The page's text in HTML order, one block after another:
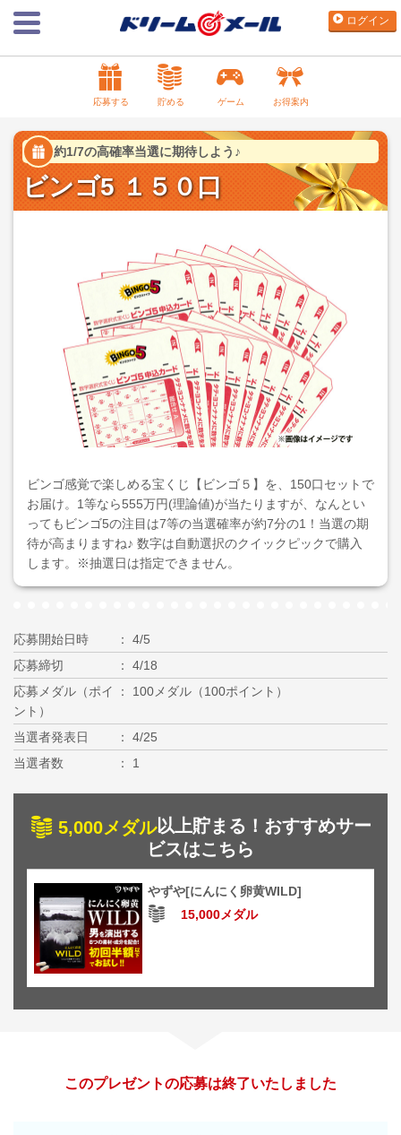
ログイン
応募する 貯める ゲーム お得案内
約1/7の高確率当選に期待しよう♪
ビンゴ5 １５０口
ビンゴ感覚で楽しめる宝くじ【ビンゴ５】を、150口セットで
お届け。1等なら555万円(理論値)が当たりますが、なんとい
ってもビンゴ5の注目は7等の当選確率が約7分の1！当選の期
待が高まりますね♪ 数字は自動選択のクイックピックで購入
します。※抽選日は指定できません。
応募開始日時
4/5
応募締切
4/18
応募メダル（ポイ
ント）
100メダル（100ポイント）
当選者発表日
4/25
当選者数
1
5,000メダル以上貯まる！おすすめサー
ビスはこちら
やずや[にんにく卵黄WILD]
15,000メダル
このプレゼントの応募は終了いたしました